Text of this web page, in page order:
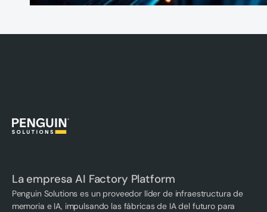
La empresa AI Factory Platform
Penguin Solutions es un proveedor líder de infraestructura de
memoria e IA, impulsando las fábricas de IA del futuro para